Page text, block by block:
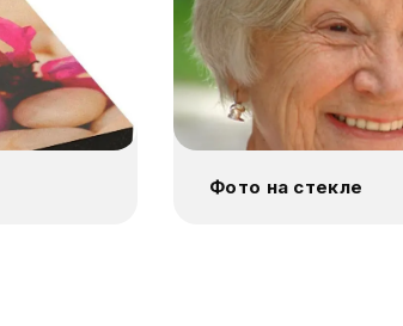
Фото на стекле